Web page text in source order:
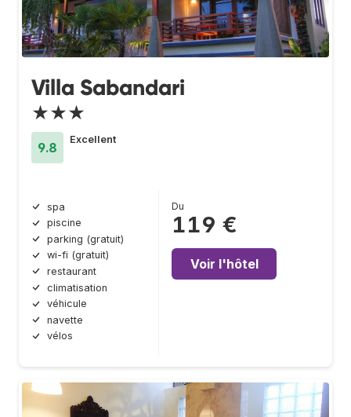
Villa Sabandari
★★★
9.8
Excellent
spa
piscine
parking (gratuit)
wi-fi (gratuit)
restaurant
climatisation
véhicule
navette
vélos
Du
119 €
Voir l'hôtel